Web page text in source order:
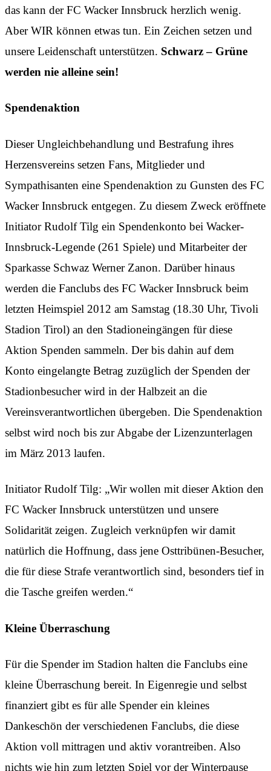
das kann der FC Wacker Innsbruck herzlich wenig.
Aber WIR können etwas tun. Ein Zeichen setzen und
unsere Leidenschaft unterstützen. Schwarz – Grüne
werden nie alleine sein!
Spendenaktion
Dieser Ungleichbehandlung und Bestrafung ihres
Herzensvereins setzen Fans, Mitglieder und
Sympathisanten eine Spendenaktion zu Gunsten des FC
Wacker Innsbruck entgegen. Zu diesem Zweck eröffnete
Initiator Rudolf Tilg ein Spendenkonto bei Wacker-
Innsbruck-Legende (261 Spiele) und Mitarbeiter der
Sparkasse Schwaz Werner Zanon. Darüber hinaus
werden die Fanclubs des FC Wacker Innsbruck beim
letzten Heimspiel 2012 am Samstag (18.30 Uhr, Tivoli
Stadion Tirol) an den Stadioneingängen für diese
Aktion Spenden sammeln. Der bis dahin auf dem
Konto eingelangte Betrag zuzüglich der Spenden der
Stadionbesucher wird in der Halbzeit an die
Vereinsverantwortlichen übergeben. Die Spendenaktion
selbst wird noch bis zur Abgabe der Lizenzunterlagen
im März 2013 laufen.
Initiator Rudolf Tilg: „Wir wollen mit dieser Aktion den
FC Wacker Innsbruck unterstützen und unsere
Solidarität zeigen. Zugleich verknüpfen wir damit
natürlich die Hoffnung, dass jene Osttribünen-Besucher,
die für diese Strafe verantwortlich sind, besonders tief in
die Tasche greifen werden.“
Kleine Überraschung
Für die Spender im Stadion halten die Fanclubs eine
kleine Überraschung bereit. In Eigenregie und selbst
finanziert gibt es für alle Spender ein kleines
Dankeschön der verschiedenen Fanclubs, die diese
Aktion voll mittragen und aktiv vorantreiben. Also
nichts wie hin zum letzten Spiel vor der Winterpause